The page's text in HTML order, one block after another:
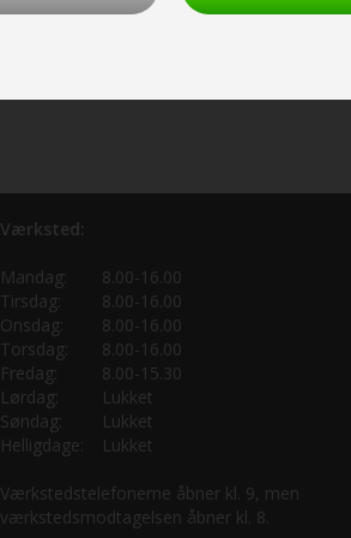
Værksted:
Mandag:
8.00-16.00
Tirsdag:
8.00-16.00
Onsdag:
8.00-16.00
Torsdag:
8.00-16.00
Fredag:
8.00-15.30
Lørdag:
Lukket
Søndag:
Lukket
Helligdage:
Lukket
Værkstedstelefonerne åbner kl. 9, men
værkstedsmodtagelsen åbner kl. 8.